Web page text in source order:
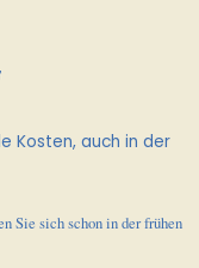
Kosten, auch in der
Sie sich schon in der frühen